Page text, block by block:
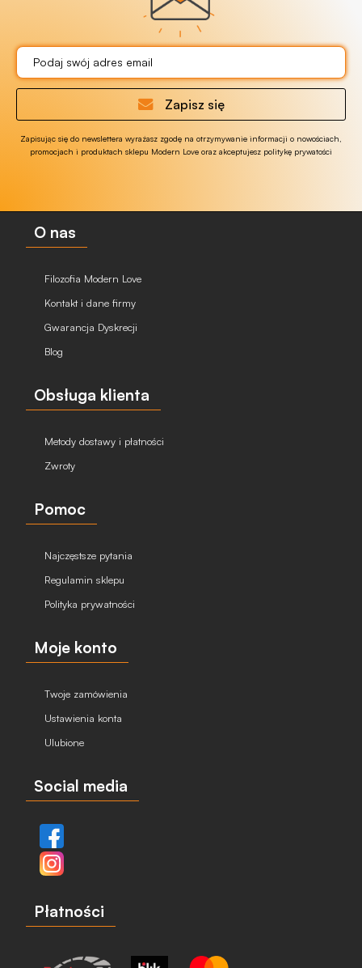
Zapisz się
Zapisując się do newslettera wyrażasz zgodę na otrzymywanie informacji o nowościach,
promocjach i produktach sklepu Modern Love oraz akceptujesz politykę prywatości
O nas
Filozofia Modern Love
Kontakt i dane firmy
Gwarancja Dyskrecji
Blog
Obsługa klienta
Metody dostawy i płatności
Zwroty
Pomoc
Najczęstsze pytania
Regulamin sklepu
Polityka prywatności
Moje konto
Twoje zamówienia
Ustawienia konta
Ulubione
Social media
Płatności